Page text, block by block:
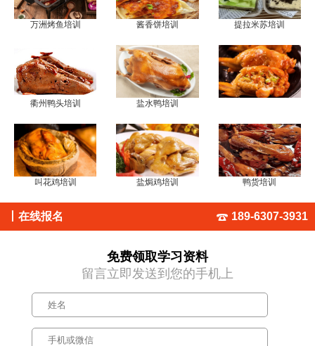
万洲烤鱼培训 酱香饼培训 提拉米苏培训
衢州鸭头培训 盐水鸭培训
叫花鸡培训 盐焗鸡培训 鸭货培训
在线报名 189-6307-3931
免费领取学习资料
留言立即发送到您的手机上